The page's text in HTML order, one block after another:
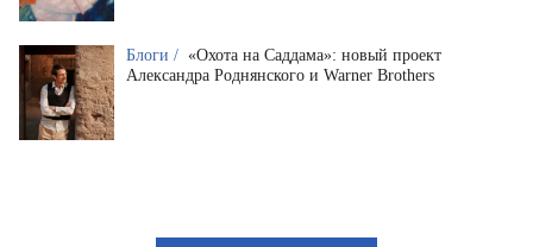
Блоги / «Охота на Саддама»: новый проект
Александра Роднянского и Warner Brothers